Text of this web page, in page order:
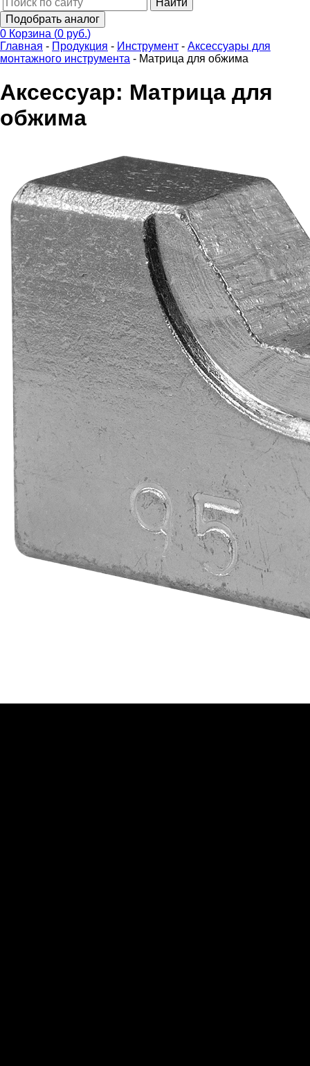
Найти
Подобрать аналог
0 Корзина (0 руб.)
Главная - Продукция - Инструмент - Аксессуары для
монтажного инструмента - Матрица для обжима
Аксессуар: Матрица для
обжима